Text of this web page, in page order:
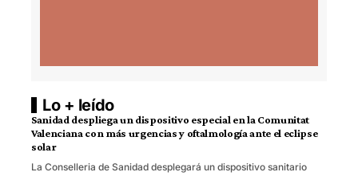
Lo + leído
Sanidad despliega un dispositivo especial en la Comunitat
Valenciana con más urgencias y oftalmología ante el eclipse
solar
La Conselleria de Sanidad desplegará un dispositivo sanitario